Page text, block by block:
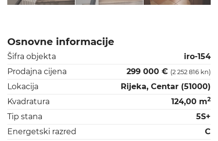
Osnovne informacije
Šifra objekta
iro-154
Prodajna cijena
299 000 € (2 252 816 kn)
Lokacija
Rijeka, Centar (51000)
Kvadratura
124,00 m2
Tip stana
5S+
Energetski razred
C